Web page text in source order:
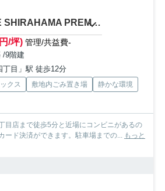
OSAKA CASTLE SHIRAHAMA PREMIER
/坪) 管理/共益費-
/9階建
丁目」駅 徒歩12分
クス 敷地内ごみ置き場
静かな環境
目店まで徒歩5分と近場にコンビニがあるの
ード決済ができます。駐車場までの... もっと